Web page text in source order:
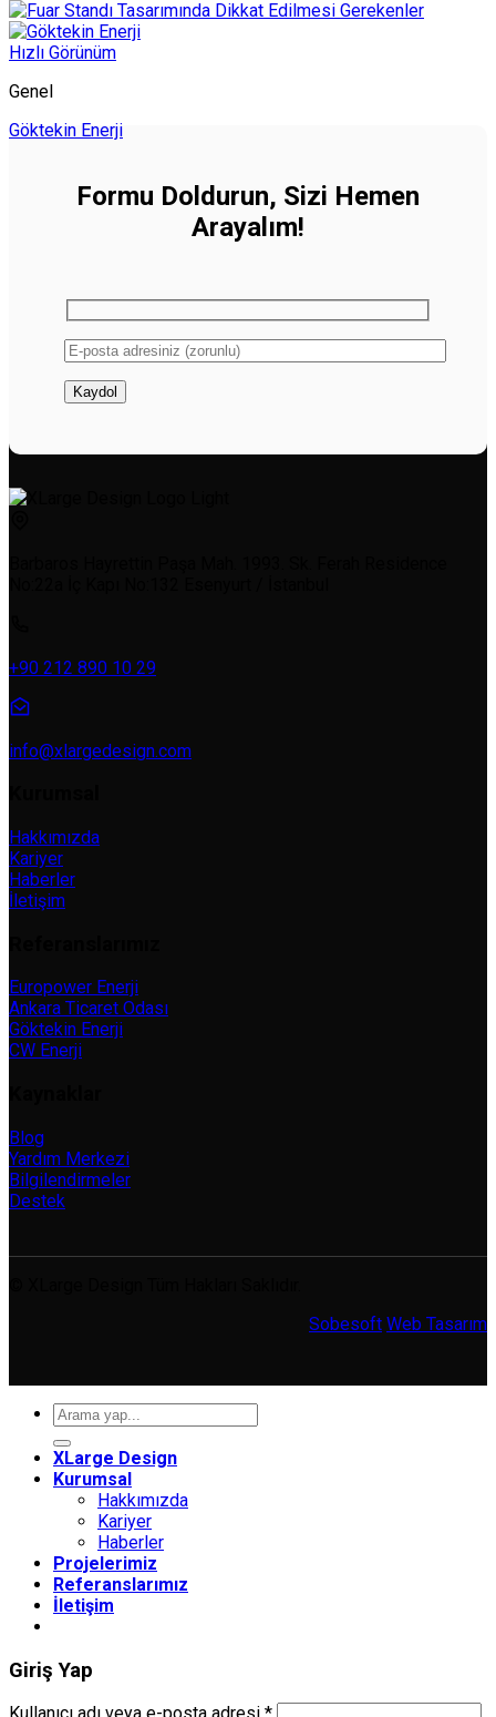
Hızlı Görünüm
Genel
Göktekin Enerji
Formu Doldurun, Sizi Hemen
Arayalım!
+90 212 890 10 29
info@xlargedesign.com
Hakkımızda
Kariyer
Haberler
İletişim
Europower Enerji
Ankara Ticaret Odası
Göktekin Enerji
CW Enerji
Blog
Yardım Merkezi
Bilgilendirmeler
Destek
Sobesoft Web Tasarım
Ara:
XLarge Design
Kurumsal
Hakkımızda
Kariyer
Haberler
Projelerimiz
Referanslarımız
İletişim
Giriş Yap
Gerekli